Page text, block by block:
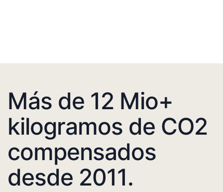
Más de 12 Mio+
kilogramos de CO2
compensados
desde 2011.